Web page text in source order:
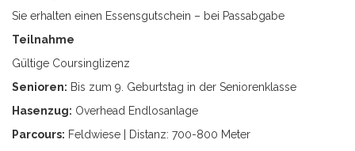
Sie erhalten einen Essensgutschein – bei Passabgabe
Teilnahme
Gültige Coursinglizenz
Senioren: Bis zum 9. Geburtstag in der Seniorenklasse
Hasenzug: Overhead Endlosanlage
Parcours: Feldwiese | Distanz: 700-800 Meter